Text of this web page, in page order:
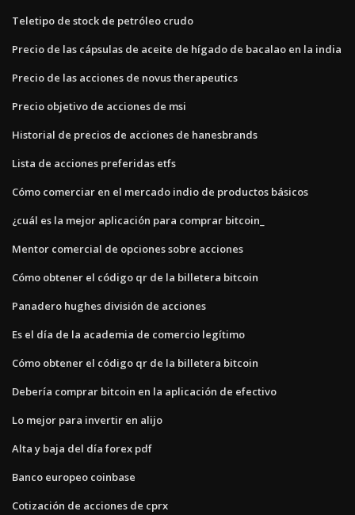
Teletipo de stock de petróleo crudo
Precio de las cápsulas de aceite de hígado de bacalao en la india
Precio de las acciones de novus therapeutics
Precio objetivo de acciones de msi
Historial de precios de acciones de hanesbrands
Lista de acciones preferidas etfs
Cómo comerciar en el mercado indio de productos básicos
¿cuál es la mejor aplicación para comprar bitcoin_
Mentor comercial de opciones sobre acciones
Cómo obtener el código qr de la billetera bitcoin
Panadero hughes división de acciones
Es el día de la academia de comercio legítimo
Cómo obtener el código qr de la billetera bitcoin
Debería comprar bitcoin en la aplicación de efectivo
Lo mejor para invertir en alijo
Alta y baja del día forex pdf
Banco europeo coinbase
Cotización de acciones de cprx